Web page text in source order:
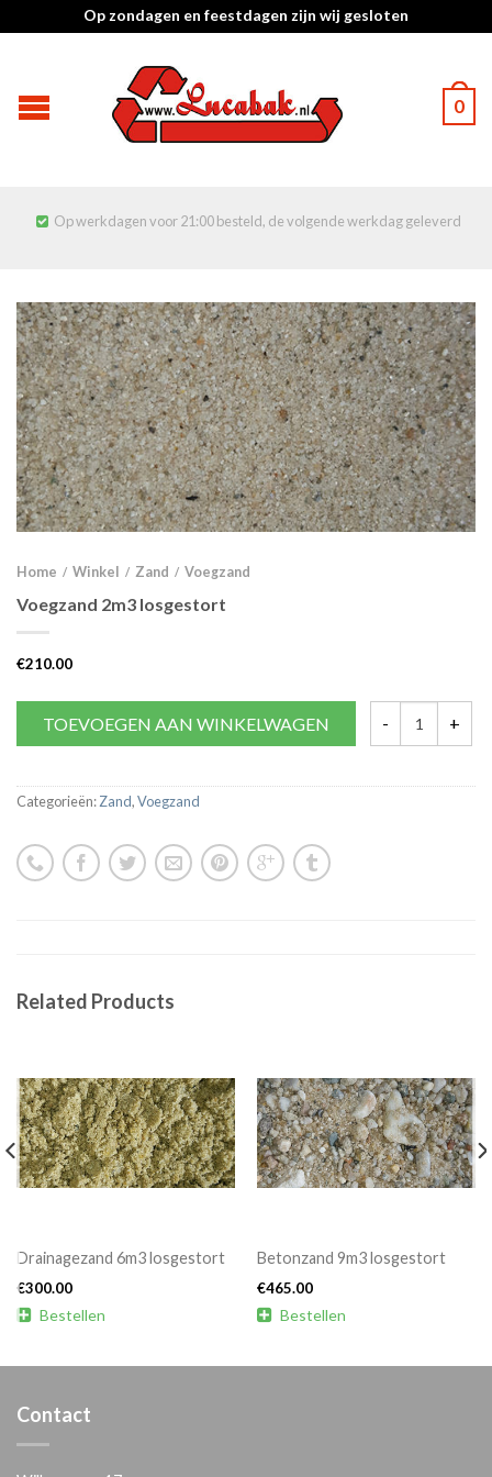
Op zondagen en feestdagen zijn wij gesloten
0
 Op werkdagen voor 21:00 besteld, de volgende werkdag geleverd
Home / Winkel / Zand / Voegzand
Voegzand 2m3 losgestort
€210.00
TOEVOEGEN AAN WINKELWAGEN
Categorieën:Zand,Voegzand
Related Products
Drainagezand 6m3 losgestort
€300.00
 Bestellen
Betonzand 9m3 losgestort
€465.00
 Bestellen
Contact